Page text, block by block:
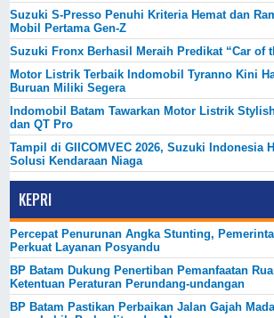
Suzuki S-Presso Penuhi Kriteria Hemat dan
Mobil Pertama Gen-Z
Suzuki Fronx Berhasil Meraih Predikat “Car of
Motor Listrik Terbaik Indomobil Tyranno Kini
Buruan Miliki Segera
Indomobil Batam Tawarkan Motor Listrik
dan QT Pro
Tampil di GIICOMVEC 2026, Suzuki Indonesia
Solusi Kendaraan Niaga
KEPRI
Percepat Penurunan Angka Stunting,
Perkuat Layanan Posyandu
BP Batam Dukung Penertiban Pemanfaatan
Ketentuan Peraturan Perundang-undangan
BP Batam Pastikan Perbaikan Jalan Gajah